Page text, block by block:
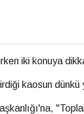
iki konuya
kaosun dünkü